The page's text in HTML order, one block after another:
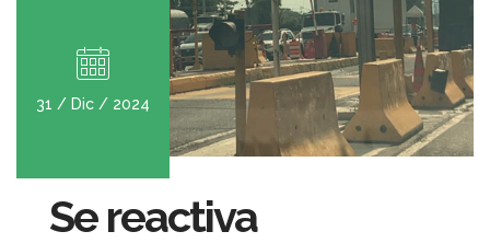
31 / Dic / 2024
Se reactiva